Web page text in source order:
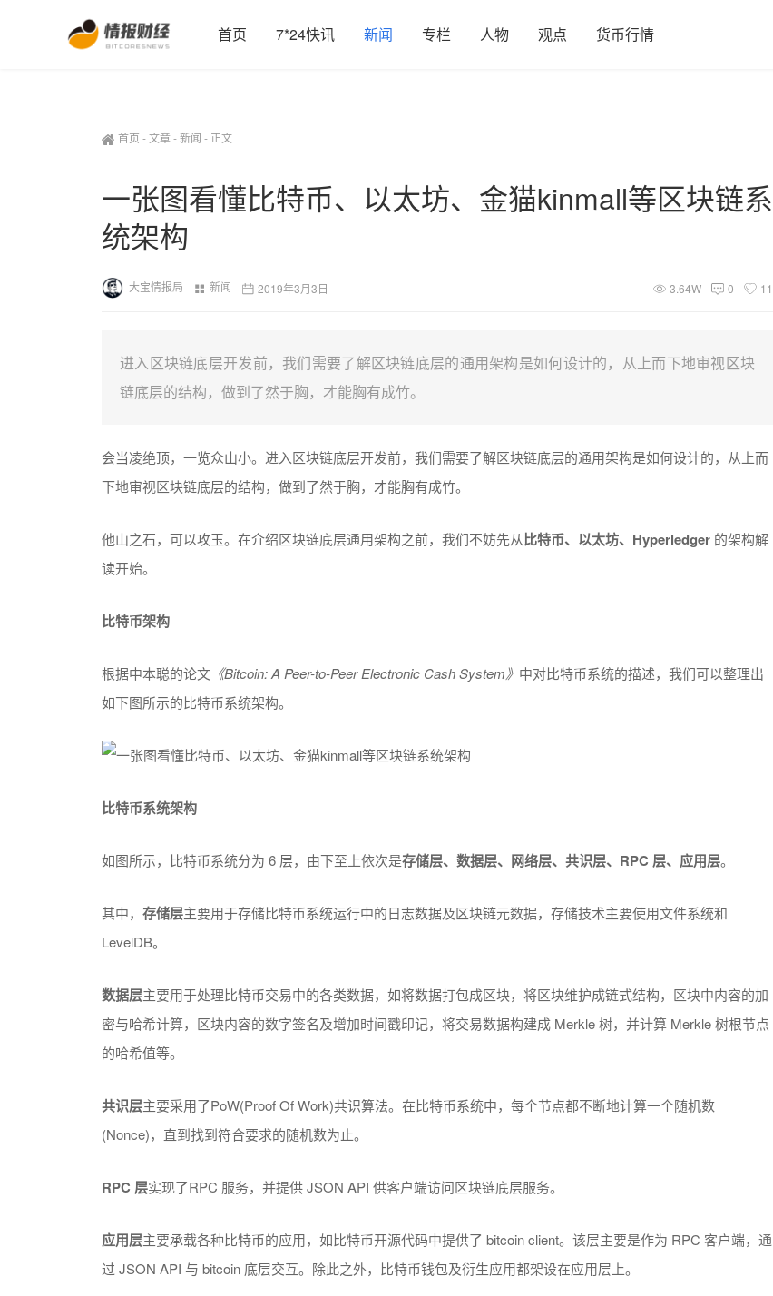
首页 7*24快讯 新闻 专栏 人物 观点 货币行情
首页 -文章-新闻 - 正文
一张图看懂比特币、以太坊、金猫kinmall等区块链系
统架构
大宝情报局 新闻 2019年3月3日 3.64W 0 11
进入区块链底层开发前，我们需要了解区块链底层的通用架构是如何设计的，从上而下地审视区块
链底层的结构，做到了然于胸，才能胸有成竹。
会当凌绝顶，一览众山小。进入区块链底层开发前，我们需要了解区块链底层的通用架构是如何设计的，从上而
下地审视区块链底层的结构，做到了然于胸，才能胸有成竹。
他山之石，可以攻玉。在介绍区块链底层通用架构之前，我们不妨先从比特币、以太坊、Hyperledger 的架构解
读开始。
比特币架构
根据中本聪的论文 《Bitcoin: A Peer-to-Peer Electronic Cash System》 中对比特币系统的描述，我们可以整理出
如下图所示的比特币系统架构。
比特币系统架构
如图所示，比特币系统分为 6 层，由下至上依次是存储层、数据层、网络层、共识层、RPC 层、应用层。
其中， 存储层主要用于存储比特币系统运行中的日志数据及区块链元数据，存储技术主要使用文件系统和
LevelDB。
数据层主要用于处理比特币交易中的各类数据，如将数据打包成区块，将区块维护成链式结构，区块中内容的加
密与哈希计算，区块内容的数字签名及增加时间戳印记，将交易数据构建成 Merkle 树，并计算 Merkle 树根节点
的哈希值等。
共识层主要采用了PoW(Proof Of Work)共识算法。在比特币系统中，每个节点都不断地计算一个随机数
(Nonce)，直到找到符合要求的随机数为止。
RPC 层实现了RPC 服务，并提供 JSON API 供客户端访问区块链底层服务。
应用层主要承载各种比特币的应用，如比特币开源代码中提供了 bitcoin client。该层主要是作为 RPC 客户端，通
过 JSON API 与 bitcoin 底层交互。除此之外，比特币钱包及衍生应用都架设在应用层上。